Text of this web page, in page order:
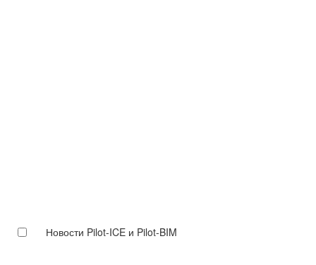
Новости Pilot-ICE и Pilot-BIM